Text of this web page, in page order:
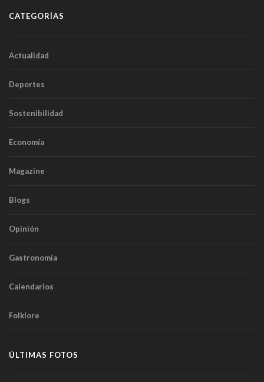
CATEGORÍAS
Actualidad
Deportes
Sostenibilidad
Economía
Magazine
Blogs
Opinión
Gastronomía
Calendarios
Folklore
ÚLTIMAS FOTOS